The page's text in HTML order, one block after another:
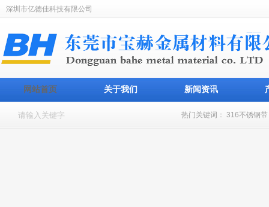
深圳市亿德佳科技有限公司
网站首页 关于我们 新闻资讯
热门关键词： 316不锈钢带